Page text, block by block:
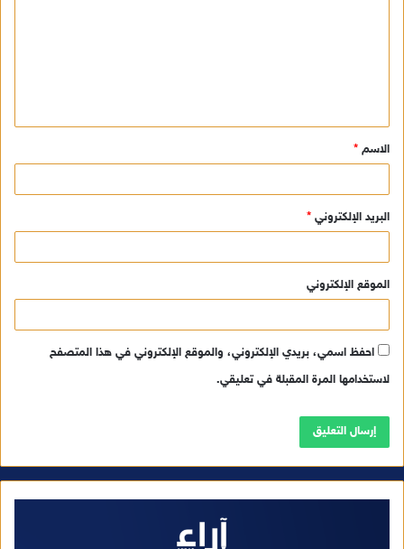
ق
*
الاسم *
البريد الإلكتروني *
الموقع الإلكتروني
احفظ اسمي، بريدي الإلكتروني، والموقع الإلكتروني في هذا المتصفح
لاستخدامها المرة المقبلة في تعليقي.